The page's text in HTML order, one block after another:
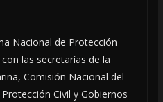
Nacional de Protección
las secretarías de la
Comisión Nacional del
Civil y Gobiernos